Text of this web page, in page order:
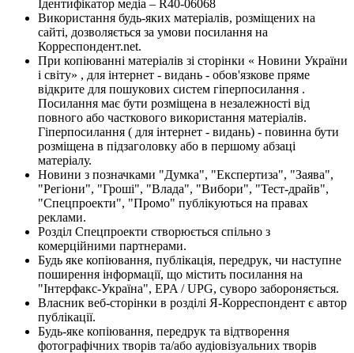
Ідентифікатор медіа – R40-06068
Використання будь-яких матеріалів, розміщених на
сайті, дозволяється за умови посилання на
Корреспондент.net.
При копіюванні матеріалів зі сторінки « Новини України
і світу» , для інтернет - видань - обов'язкове пряме
відкрите для пошукових систем гіперпосилання .
Посилання має бути розміщена в незалежності від
повного або часткового використання матеріалів.
Гіперпосилання ( для інтернет - видань) - повинна бути
розміщена в підзаголовку або в першому абзаці
матеріалу.
Новини з позначками "Думка", "Експертиза", "Заява",
"Регіони", "Гроші", "Влада", "Вибори", "Тест-драйв",
"Спецпроекти", "Промо" публікуються на правах
реклами.
Розділ Спецпроекти створюється спільно з
комерційними партнерами.
Будь яке копіювання, публікація, передрук, чи наступне
поширення інформації, що містить посилання на
"Інтерфакс-Україна", EPA / UPG, суворо забороняється.
Власник веб-сторінки в розділі Я-Корреспондент є автор
публікації.
Будь-яке копіювання, передрук та відтворення
фотографічних творів та/або аудіовізуальних творів